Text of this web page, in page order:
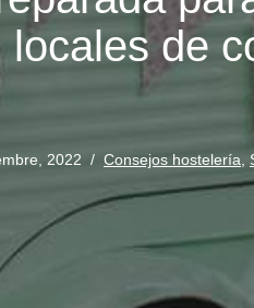
locales de
2022 Consejos hostelería